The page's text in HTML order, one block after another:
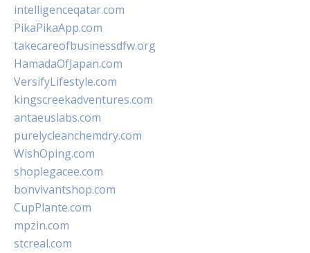
intelligenceqatar.com
PikaPikaApp.com
takecareofbusinessdfw.org
HamadaOfJapan.com
VersifyLifestyle.com
kingscreekadventures.com
antaeuslabs.com
purelycleanchemdry.com
WishOping.com
shoplegacee.com
bonvivantshop.com
CupPlante.com
mpzin.com
stcreal.com